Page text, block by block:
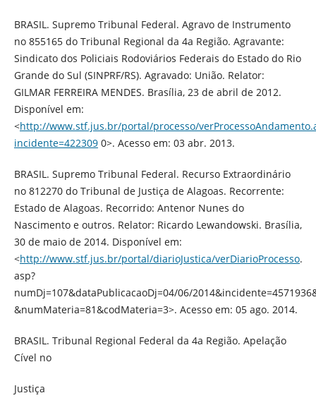
BRASIL. Supremo Tribunal Federal. Agravo de Instrumento
no 855165 do Tribunal Regional da 4a Região. Agravante:
Sindicato dos Policiais Rodoviários Federais do Estado do Rio
Grande do Sul (SINPRF/RS). Agravado: União. Relator:
GILMAR FERREIRA MENDES. Brasília, 23 de abril de 2012.
Disponível em:
<http://www.stf.jus.br/portal/processo/
incidente=4223090>. Acesso em: 03 abr. 2013.
BRASIL. Supremo Tribunal Federal. Recurso Extraordinário
no 812270 do Tribunal de Justiça de Alagoas. Recorrente:
Estado de Alagoas. Recorrido: Antenor Nunes do
Nascimento e outros. Relator: Ricardo Lewandowski. Brasília,
30 de maio de 2014. Disponível em:
<http://www.stf.jus.br/portal/diarioJustica/verDiarioProcesso.
asp?
numDj=107&dataPublicacaoDj=04/06/
&numMateria=81&codMateria=3>. Acesso em: 05 ago. 2014.
BRASIL. Tribunal Regional Federal da 4a Região. Apelação
Cível no
Justiça